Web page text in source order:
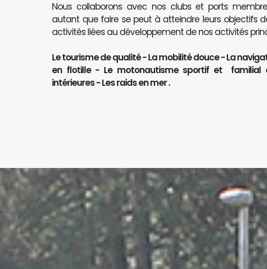
Nous collaborons avec nos clubs et ports
autant que faire se peut à atteindre leurs objectifs
activités liées au développement de nos activités
Le tourisme de qualité - La mobilité douce - La
en flotille - Le motonautisme sportif et familial
intérieures - Les raids en mer .